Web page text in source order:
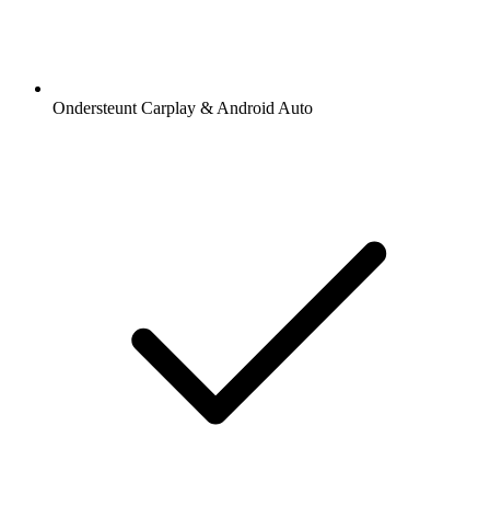
Ondersteunt Carplay & Android Auto